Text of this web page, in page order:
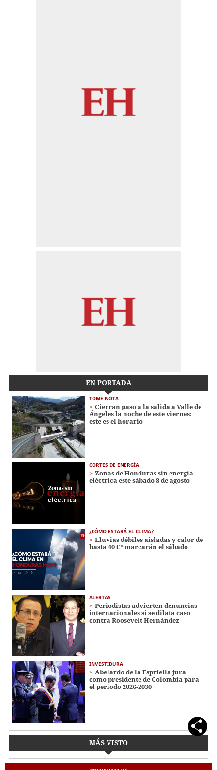
EN PORTADA
TOME NOTA
Cierran paso a la salida a Valle de
Ángeles la noche de este viernes:
este es el horario
CORTES DE ENERGÍA
Zonas de Honduras sin energía
eléctrica este sábado 8 de agosto
¿CÓMO ESTARÁ EL CLIMA?
Lluvias débiles aisladas y calor de
hasta 40 C° marcarán el sábado
ALERTAS
Periodistas advierten denuncias
internacionales si se dilata caso
contra Roosevelt Hernández
INVESTIDURA
Abelardo de la Espriella jura
como presidente de Colombia para
el periodo 2026-2030
MÁS VISTO